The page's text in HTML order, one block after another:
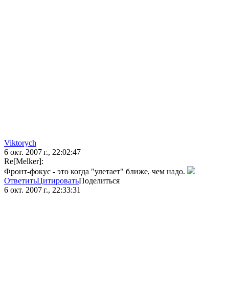
Viktorych
6 окт. 2007 г., 22:02:47
Re[Melker]:
Фронт-фокус - это когда "улетает" ближе, чем надо.
ОтветитьЦитироватьПоделиться
6 окт. 2007 г., 22:33:31